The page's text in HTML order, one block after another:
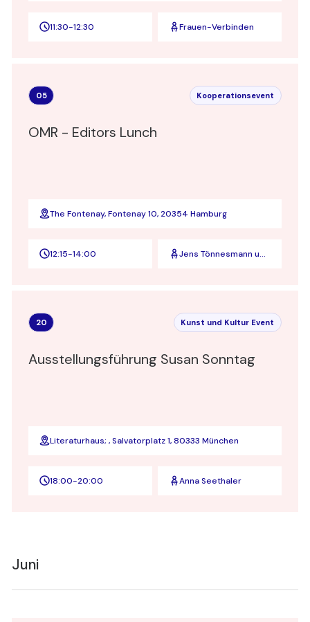
11:30-12:30 Frauen-Verbinden
05 Kooperationsevent
OMR - Editors Lunch
The Fontenay, Fontenay 10, 20354 Hamburg
12:15-14:00
Jens Tönnesmann und
20 Kunst und Kultur Event
Ausstellungsführung Susan Sonntag
Literaturhaus; , Salvatorplatz 1, 80333 München
18:00-20:00 Anna Seethaler
Juni